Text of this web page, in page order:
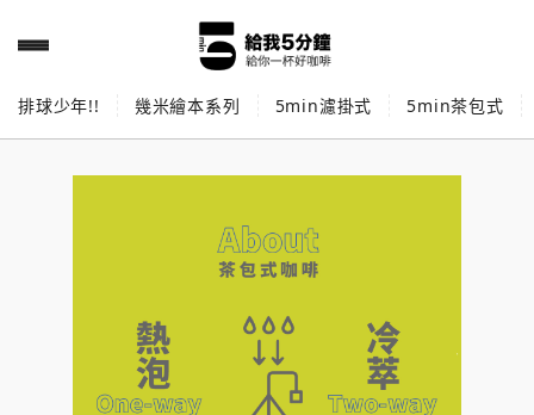
排球少年!! 幾米繪本系列 5min濾掛式 5min茶包式